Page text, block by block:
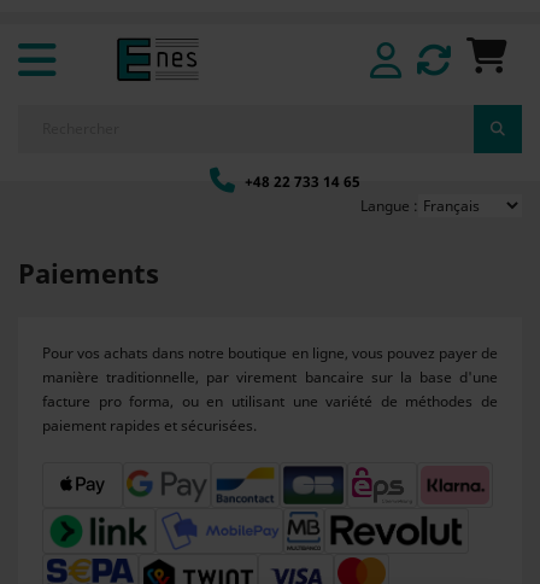
+48 22 733 14 65
Langue :
Paiements
Pour vos achats dans notre boutique en ligne, vous pouvez payer de
manière traditionnelle, par virement bancaire sur la base d'une
facture pro forma, ou en utilisant une variété de méthodes de
paiement rapides et sécurisées.